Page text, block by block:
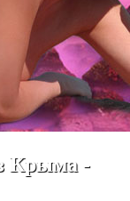
Крыма -